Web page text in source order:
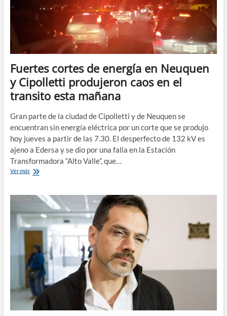
sufren
desde
gobierno
de
Río
Negro
Fuertes cortes de energía en Neuquen
y Cipolletti produjeron caos en el
transito esta mañana
Gran parte de la ciudad de Cipolletti y de Neuquen se
encuentran sin energía eléctrica por un corte que se produjo
hoy jueves a partir de las 7.30. El desperfecto de 132 kV es
ajeno a Edersa y se dio por una falla en la Estación
Transformadora “Alto Valle”, que…
Ver másFuertes
energía
Neuquen
y
Cipolletti
produjeron
caos
en
el
transito
esta
mañana